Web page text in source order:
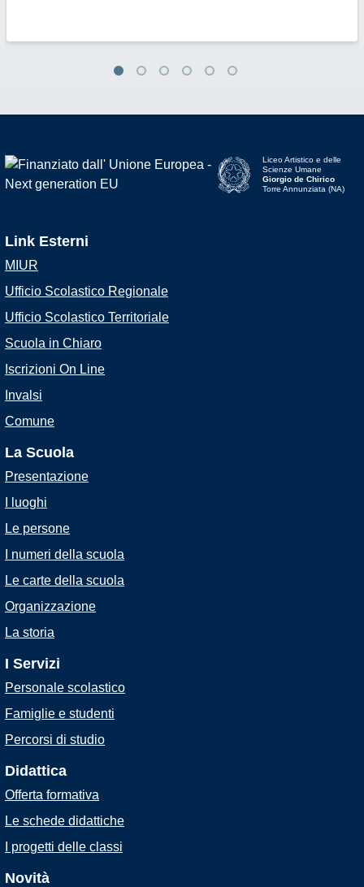
Liceo Artistico e delle
Scienze Umane
Giorgio de Chirico
Torre Annunziata (NA)
Link Esterni
MIUR
Ufficio Scolastico Regionale
Ufficio Scolastico Territoriale
Scuola in Chiaro
Iscrizioni On Line
Invalsi
Comune
La Scuola
Presentazione
I luoghi
Le persone
I numeri della scuola
Le carte della scuola
Organizzazione
La storia
I Servizi
Personale scolastico
Famiglie e studenti
Percorsi di studio
Didattica
Offerta formativa
Le schede didattiche
I progetti delle classi
Novità